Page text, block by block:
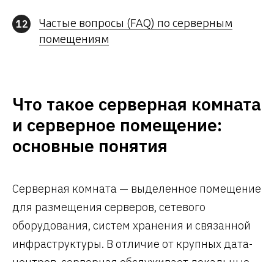
12
Частые вопросы (FAQ) по серверным
помещениям
Что такое серверная комната
и серверное помещение:
основные понятия
Серверная комната — выделенное помещение
для размещения серверов, сетевого
оборудования, систем хранения и связанной
инфраструктуры. В отличие от крупных дата-